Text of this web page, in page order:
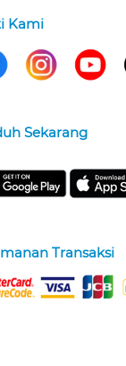
Kami
Sekarang
Transaksi